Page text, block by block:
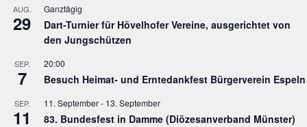
AUG.
29
Ganztägig
Dart-Turnier für Hövelhofer Vereine, ausgerichtet von
den Jungschützen
SEP.
7
20:00
Besuch Heimat- und Erntedankfest Bürgerverein Espeln
SEP.
11
11. September- 13. September
83. Bundesfest in Damme (Diözesanverband Münster)